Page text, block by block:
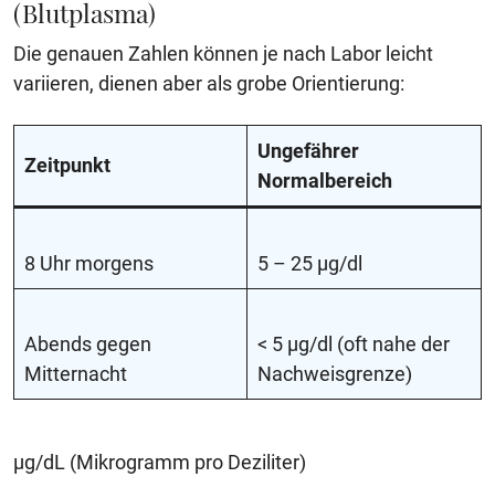
(Blutplasma)
Die genauen Zahlen können je nach Labor leicht
variieren, dienen aber als grobe Orientierung:
Zeitpunkt
Ungefährer
Normalbereich
8 Uhr morgens 5 – 25 µg/dl
Abends gegen
Mitternacht
< 5 µg/dl (oft nahe der
Nachweisgrenze)
µg/dL (Mikrogramm pro Deziliter)